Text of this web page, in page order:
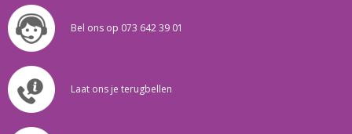
Bel ons op 073 642 39 01
Laat ons je terugbellen